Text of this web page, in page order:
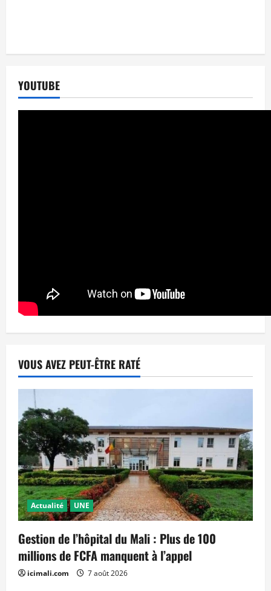
YOUTUBE
VOUS AVEZ PEUT-ÊTRE RATÉ
Actualité UNE
Gestion de l’hôpital du Mali : Plus de 100
millions de FCFA manquent à l’appel
icimali.com 7 août 2026